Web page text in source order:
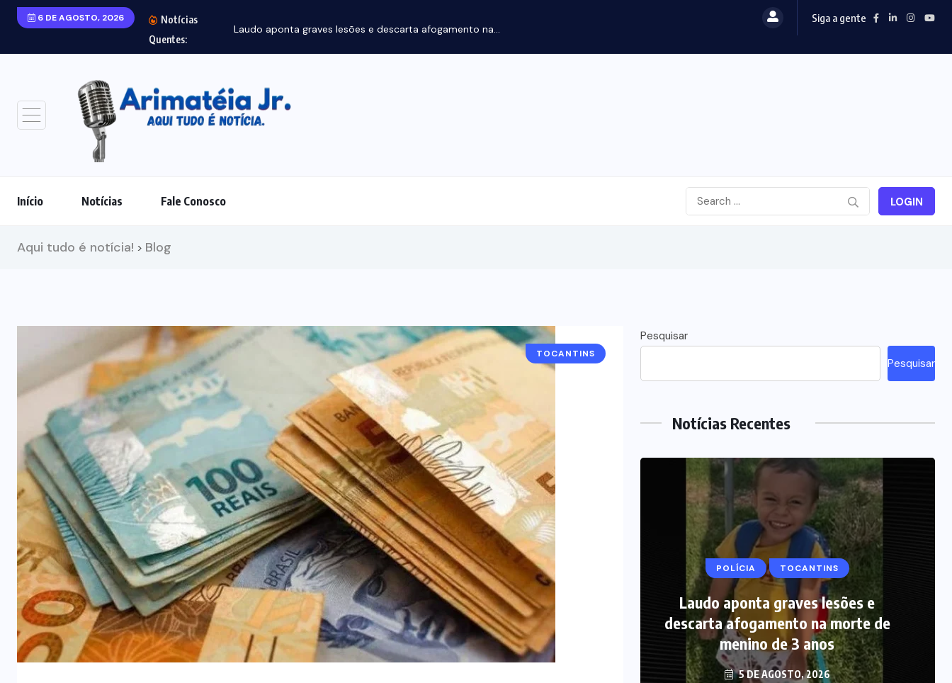
6 DE AGOSTO, 2026
Notícias
Quentes:
Laudo aponta graves lesões e descarta afogamento na...
Siga a gente
Início Notícias Fale Conosco LOGIN
Aqui tudo é notícia! > Blog
TOCANTINS
Pesquisar
Pesquisar
Notícias Recentes
NOTÍCIAS DO BRASIL
Mega-Sena acumula e vai a R$ 150
milhões
POLÍCIA TOCANTINS
Laudo aponta graves lesões e
descarta afogamento na morte de
menino de 3 anos
MARANHÃO POLÍCIA
Picareta e martelo podem ter sido
usados por mãe para matar bebê
no Maranhão, diz polícia
5 DE AGOSTO, 2026